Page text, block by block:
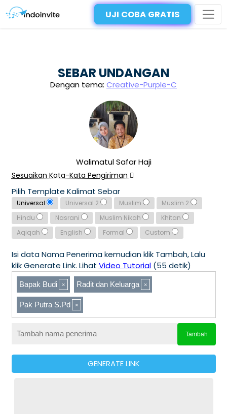
UJI COBA GRATIS
SEBAR UNDANGAN
Dengan tema: Creative-Purple-C
Walimatul Safar Haji
Sesuaikan Kata-Kata Pengiriman
Pilih Template Kalimat Sebar
Universal Universal 2 Muslim
Muslim 2
Hindu
Nasrani Muslim Nikah
Khitan
Aqiqah
English Formal Custom
Isi data Nama Penerima kemudian klik Tambah, Lalu
klik Generate Link. Lihat Video Tutorial(55 detik)
Bapak Budi Radit dan Keluarga
Pak Putra S.Pd
Tambah
GENERATE LINK